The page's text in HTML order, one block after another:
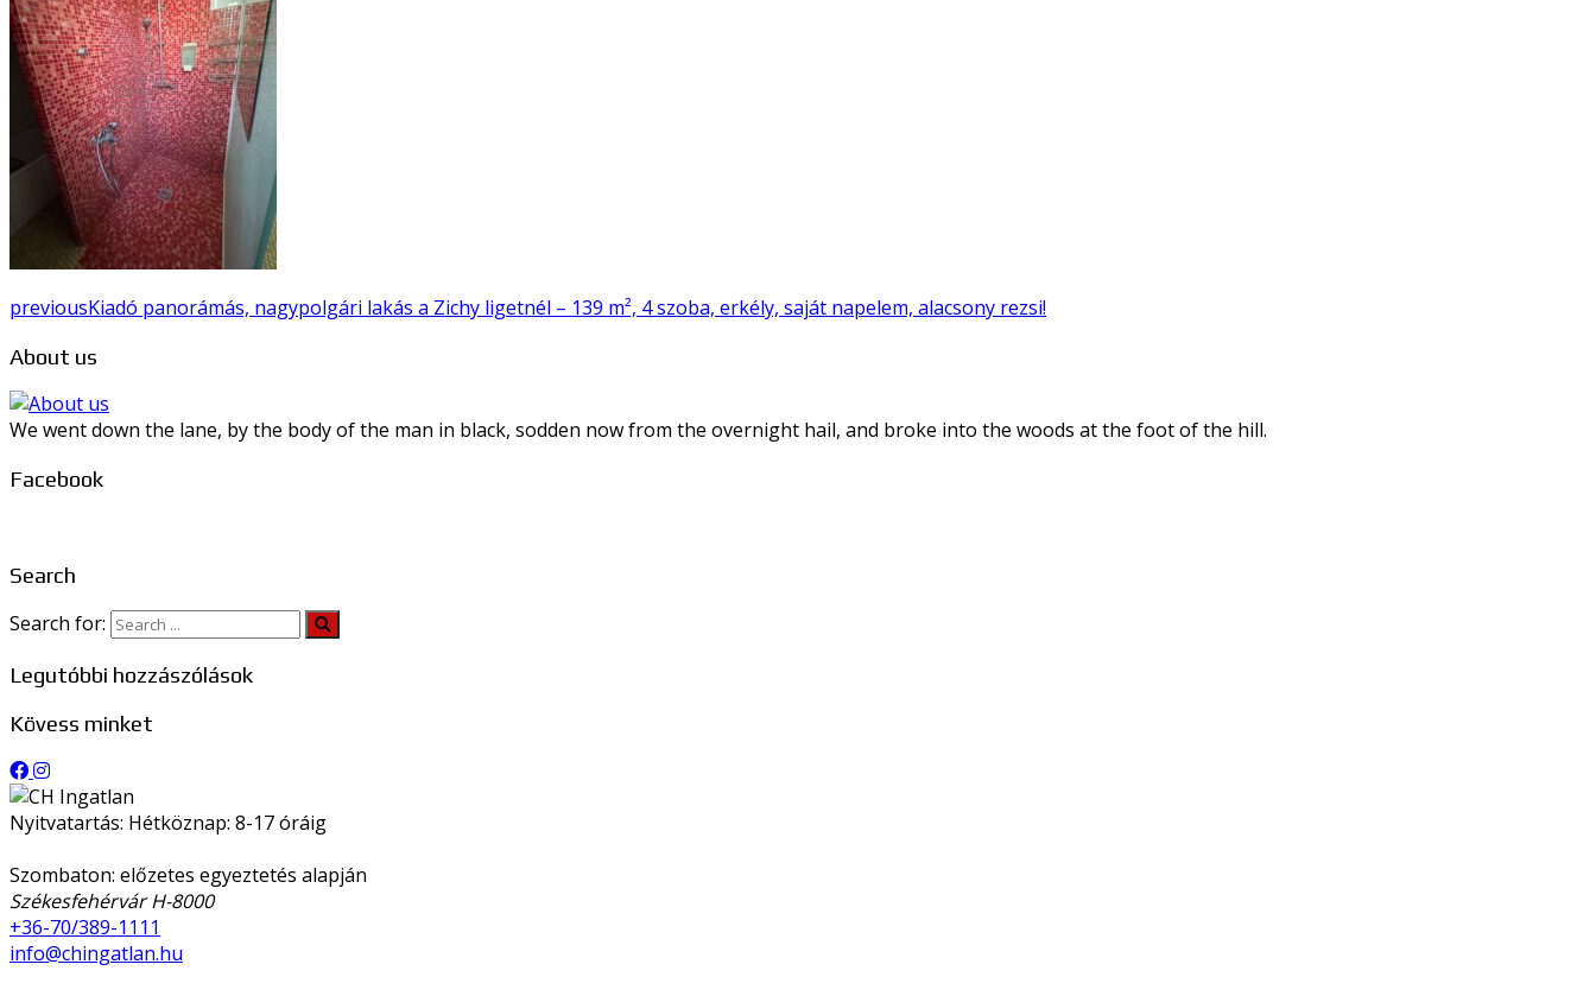
previousKiadó panorámás, nagypolgári lakás a Zichy ligetnél – 139 m², 4 szoba, erkély, saját napelem, alacsony rezsi!
About us
We went down the lane, by the body of the man in black, sodden now from the overnight hail, and broke into the woods at the foot of the hill.
Facebook
Search
Search for:
Legutóbbi hozzászólások
Kövess minket
Nyitvatartás: Hétköznap: 8-17 óráig
Szombaton: előzetes egyeztetés alapján
Székesfehérvár H-8000
+36-70/389-1111
info@chingatlan.hu